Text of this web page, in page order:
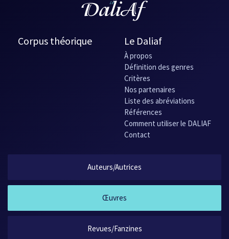
Corpus théorique Le Daliaf
À propos
Définition des genres
Critères
Nos partenaires
Liste des abréviations
Références
Comment utiliser le DALIAF
Contact
Auteurs/Autrices
Œuvres
Revues/Fanzines